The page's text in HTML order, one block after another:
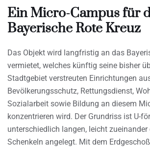
Ein Micro-Campus für
Bayerische Rote Kreuz
Das Objekt wird langfristig an das
vermietet, welches künftig seine bisher
Stadtgebiet verstreuten Einrichtungen
Bevölkerungsschutz, Rettungsdienst,
Sozialarbeit sowie Bildung an diesem
konzentrieren wird. Der Grundriss ist U-
unterschiedlich langen, leicht zueinander
Schenkeln angelegt. Mit dem